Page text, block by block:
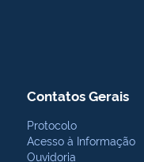
Contatos Gerais
Protocolo
Acesso à Informação
Ouvidoria